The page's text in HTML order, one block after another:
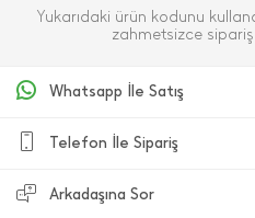
Yukarıdaki ürün kodunu
zahmetsizce
Whatsapp İle Satış
Telefon İle Sipariş
Arkadaşına Sor